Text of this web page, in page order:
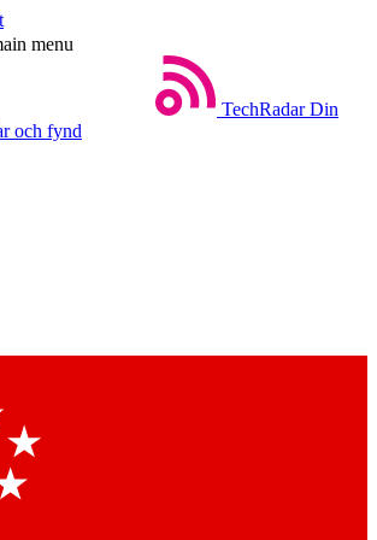
menu
TechRadar Din
och fynd